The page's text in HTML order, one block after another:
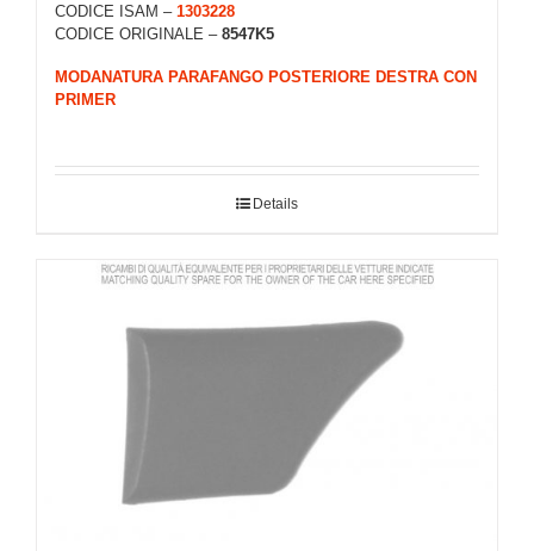
CODICE ISAM – 1303228
CODICE ORIGINALE – 8547K5
MODANATURA PARAFANGO POSTERIORE DESTRA CON
PRIMER
Details